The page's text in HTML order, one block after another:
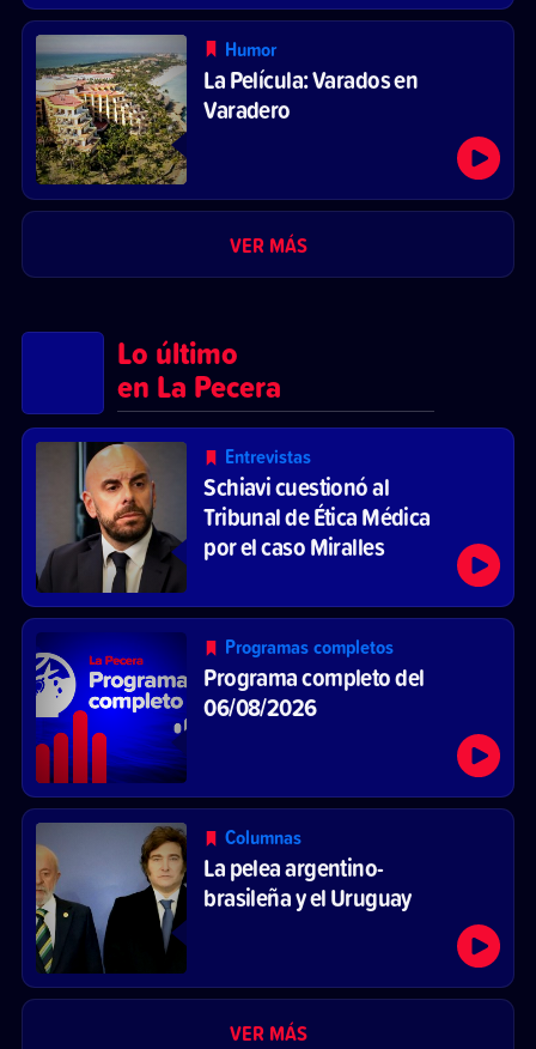
Humor
La Película: Varados en
Varadero
VER MÁS
Lo último
en La Pecera
Entrevistas
Schiavi cuestionó al
Tribunal de Ética Médica
por el caso Miralles
Programas completos
Programa completo del
06/08/2026
Columnas
La pelea argentino-
brasileña y el Uruguay
VER MÁS